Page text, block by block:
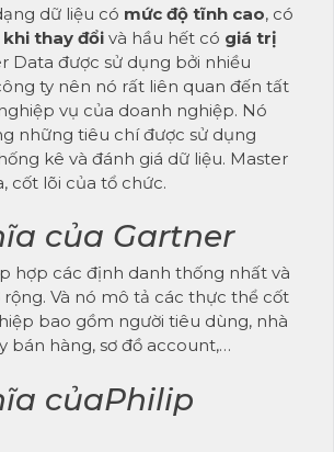
dữ liệu có mức độ tĩnh cao, có
khi thay đổi và hầu hết có giá trị
Data được sử dụng bởi nhiều
ty nên nó rất liên quan đến tất
vụ của doanh nghiệp. Nó
những tiêu chí được sử dụng
kê và đánh giá dữ liệu. Master
cốt lõi của tổ chức.
của Gartner
hợp các định danh thống nhất và
Và nó mô tả các thực thể cốt
bao gồm người tiêu dùng, nhà
bán hàng, sơ đồ account,…
củaPhilip